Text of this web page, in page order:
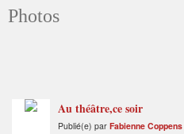
Photos
Au théâtre,ce soir
Publié(e) par Fabienne Coppens